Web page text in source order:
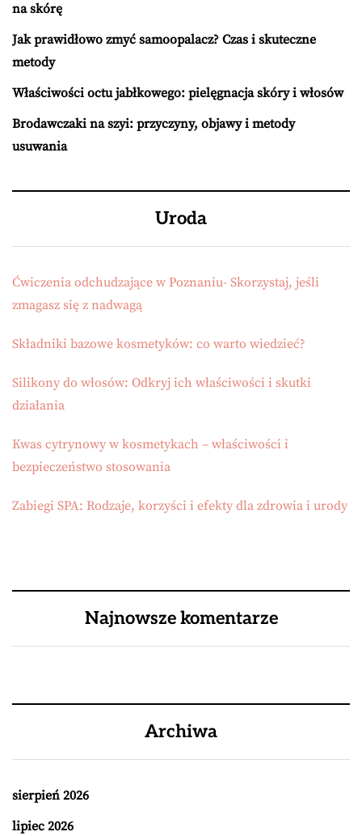
na skórę
Jak prawidłowo zmyć samoopalacz? Czas i skuteczne
metody
Właściwości octu jabłkowego: pielęgnacja skóry i włosów
Brodawczaki na szyi: przyczyny, objawy i metody
usuwania
Uroda
Ćwiczenia odchudzające w Poznaniu- Skorzystaj, jeśli
zmagasz się z nadwagą
Składniki bazowe kosmetyków: co warto wiedzieć?
Silikony do włosów: Odkryj ich właściwości i skutki
działania
Kwas cytrynowy w kosmetykach – właściwości i
bezpieczeństwo stosowania
Zabiegi SPA: Rodzaje, korzyści i efekty dla zdrowia i urody
Najnowsze komentarze
Archiwa
sierpień 2026
lipiec 2026